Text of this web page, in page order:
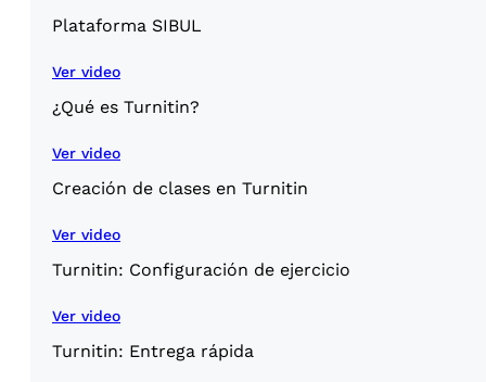
Plataforma SIBUL
Ver video
¿Qué es Turnitin?
Ver video
Creación de clases en Turnitin
Ver video
Turnitin: Configuración de ejercicio
Ver video
Turnitin: Entrega rápida